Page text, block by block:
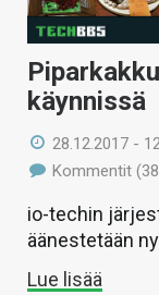
käynnissä
28.12.2017 -
Kommentit
io-techin
äänestetään
Lue lisää